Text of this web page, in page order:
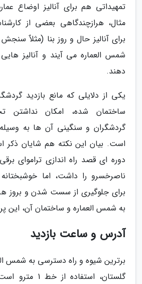
تمهیداتی هم برای آنالیز اوضاع
مثال، هرازچندگاهی بعضی از
برای آنالیز حال و روز بنا (مثلاٌ
شمس العماره می آیند و آنالیز
دهند.
یکی از دلایلی که مانع بازدید
ساختمان شده، امکان نداشتن
گردشگران و سنگینی آن ها به
است. بیان این نکته هم شایان ذکر
دوره ای قصد راه اندازی تراموای
ناصرخسرو را داشت، اما
برای جلوگیری از سست شدن و بروز
به شمس العماره و ساختمان آن، این
آدرس و ساعت بازدید
برترین شیوه و راه دسترسی به شمس
گلستان،